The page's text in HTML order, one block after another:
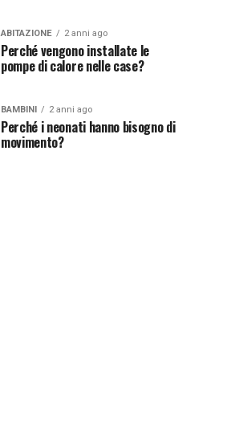
ABITAZIONE 2 anni ago
Perché vengono installate le
pompe di calore nelle case?
BAMBINI 2 anni ago
Perché i neonati hanno bisogno di
movimento?